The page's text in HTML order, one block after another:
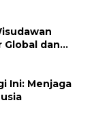
Global dan
Ini: Menjaga